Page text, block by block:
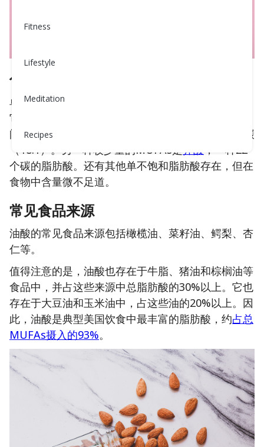
Fitness
Lifestyle
Meditation
Recipes
什么是单不饱和脂肪?
单不饱和脂肪由单不饱和脂肪酸（MUFAs）组成，
它们含有一个碳
间。最常见的单不饱和脂肪酸是
，长度为18个碳
（18:1）。另一种较少量的MUFAs是 芥酸 ，一种22
个碳的脂肪酸。还有其他单不饱和脂肪酸存在，但在
食物中含量微不足道。
常见食品来源
油酸的常见食品来源包括橄榄油、菜籽油、鳄梨、杏
仁等。
值得注意的是，油酸也存在于牛脂、猪油和棕榈油等
食品中，并占这些来源中总脂肪酸的30%以上。它也
存在于大豆油和玉米油中，占这些油的20%以上。因
此，油酸是典型美国饮食中最丰富的脂肪酸，约占总
MUFAs摄入的93%。